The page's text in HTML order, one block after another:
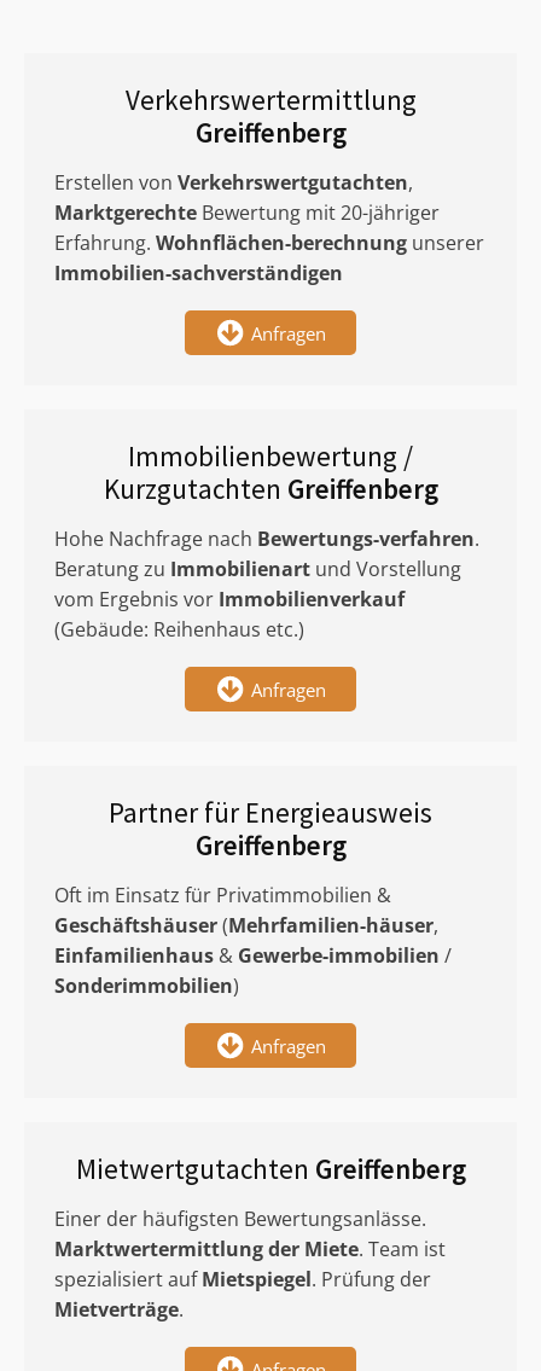
Verkehrswertermittlung
Greiffenberg
Erstellen von Verkehrswertgutachten,
Marktgerechte Bewertung mit 20-jähriger
Erfahrung. Wohnflächen-berechnung unserer
Immobilien-sachverständigen
Anfragen
Immobilienbewertung /
Kurzgutachten Greiffenberg
Hohe Nachfrage nach Bewertungs-verfahren.
Beratung zu Immobilienart und Vorstellung
vom Ergebnis vor Immobilienverkauf
(Gebäude: Reihenhaus etc.)
Anfragen
Partner für Energieausweis
Greiffenberg
Oft im Einsatz für Privatimmobilien &
Geschäftshäuser(Mehrfamilien-häuser,
Einfamilienhaus & Gewerbe-immobilien /
Sonderimmobilien)
Anfragen
Mietwertgutachten Greiffenberg
Einer der häufigsten Bewertungsanlässe.
Marktwertermittlungder Miete. Team ist
spezialisiert aufMietspiegel. Prüfung der
Mietverträge.